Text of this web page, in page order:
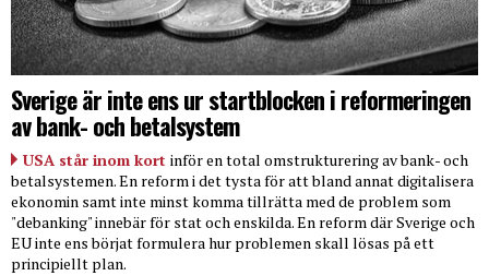
Sverige är inte ens ur startblocken i reformeringen
av bank- och betalsystem
USA står inom kort inför en total omstrukturering av bank- och
betalsystemen. En reform i det tysta för att bland annat digitalisera
ekonomin samt inte minst komma tillrätta med de problem som
"debanking" innebär för stat och enskilda. En reform där Sverige och
EU inte ens börjat formulera hur problemen skall lösas på ett
principiellt plan.